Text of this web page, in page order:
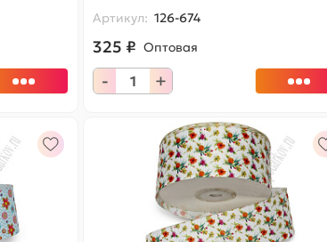
Артикул: 126-674
325 ₽ Оптовая
- +